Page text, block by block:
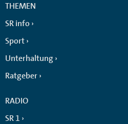
THEMEN
SR info
Sport
Unterhaltung
Ratgeber
RADIO
SR 1